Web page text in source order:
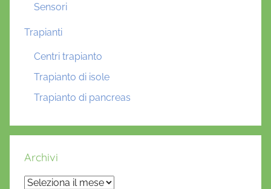
Sensori
Trapianti
Centri trapianto
Trapianto di isole
Trapianto di pancreas
Archivi
Archivi